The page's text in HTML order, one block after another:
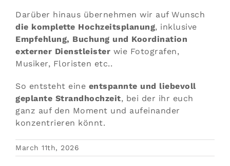
Darüber hinaus übernehmen wir auf Wunsch
die komplette Hochzeitsplanung, inklusive
Empfehlung, Buchung und Koordination
externer Dienstleister wie Fotografen,
Musiker, Floristen etc..
So entsteht eine entspannte und liebevoll
geplante Strandhochzeit, bei der ihr euch
ganz auf den Moment und aufeinander
konzentrieren könnt.
March 11th, 2026